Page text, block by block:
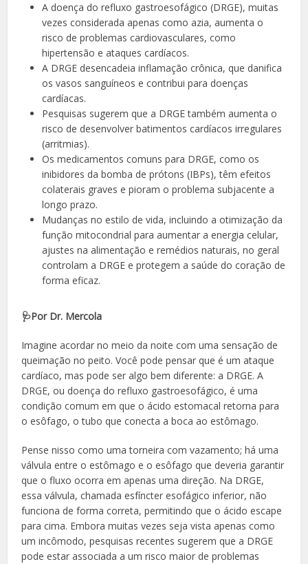
A doença do refluxo gastroesofágico (DRGE), muitas
vezes considerada apenas como azia, aumenta o
risco de problemas cardiovasculares, como
hipertensão e ataques cardíacos.
A DRGE desencadeia inflamação crônica, que danifica
os vasos sanguíneos e contribui para doenças
cardíacas.
Pesquisas sugerem que a DRGE também aumenta o
risco de desenvolver batimentos cardíacos irregulares
(arritmias).
Os medicamentos comuns para DRGE, como os
inibidores da bomba de prótons (IBPs), têm efeitos
colaterais graves e pioram o problema subjacente a
longo prazo.
Mudanças no estilo de vida, incluindo a otimização da
função mitocondrial para aumentar a energia celular,
ajustes na alimentação e remédios naturais, no geral
controlam a DRGE e protegem a saúde do coração de
forma eficaz.
🩺Por Dr. Mercola
Imagine acordar no meio da noite com uma sensação de
queimação no peito. Você pode pensar que é um ataque
cardíaco, mas pode ser algo bem diferente: a DRGE. A
DRGE, ou doença do refluxo gastroesofágico, é uma
condição comum em que o ácido estomacal retorna para
o esôfago, o tubo que conecta a boca ao estômago.
Pense nisso como uma torneira com vazamento; há uma
válvula entre o estômago e o esôfago que deveria garantir
que o fluxo ocorra em apenas uma direção. Na DRGE,
essa válvula, chamada esfíncter esofágico inferior, não
funciona de forma correta, permitindo que o ácido escape
para cima. Embora muitas vezes seja vista apenas como
um incômodo, pesquisas recentes sugerem que a DRGE
pode estar associada a um risco maior de problemas